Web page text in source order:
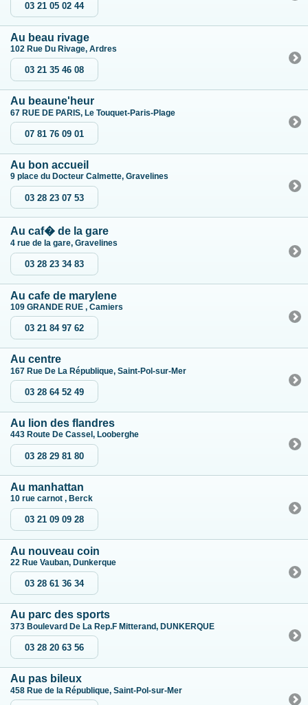
03 21 05 02 44
Au beau rivage
102 Rue Du Rivage, Ardres
03 21 35 46 08
Au beaune'heur
67 RUE DE PARIS, Le Touquet-Paris-Plage
07 81 76 09 01
Au bon accueil
9 place du Docteur Calmette, Gravelines
03 28 23 07 53
Au caf� de la gare
4 rue de la gare, Gravelines
03 28 23 34 83
Au cafe de marylene
109 GRANDE RUE , Camiers
03 21 84 97 62
Au centre
167 Rue De La République, Saint-Pol-sur-Mer
03 28 64 52 49
Au lion des flandres
443 Route De Cassel, Looberghe
03 28 29 81 80
Au manhattan
10 rue carnot , Berck
03 21 09 09 28
Au nouveau coin
22 Rue Vauban, Dunkerque
03 28 61 36 34
Au parc des sports
373 Boulevard De La Rep.F Mitterand, DUNKERQUE
03 28 20 63 56
Au pas bileux
458 Rue de la République, Saint-Pol-sur-Mer